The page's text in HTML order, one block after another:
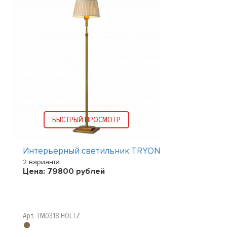
БЫСТРЫЙ ПРОСМОТР
Интерьерный светильник TRYON
2 варианта
Цена: 79800 рублей
Арт. TM0318 HOLTZ